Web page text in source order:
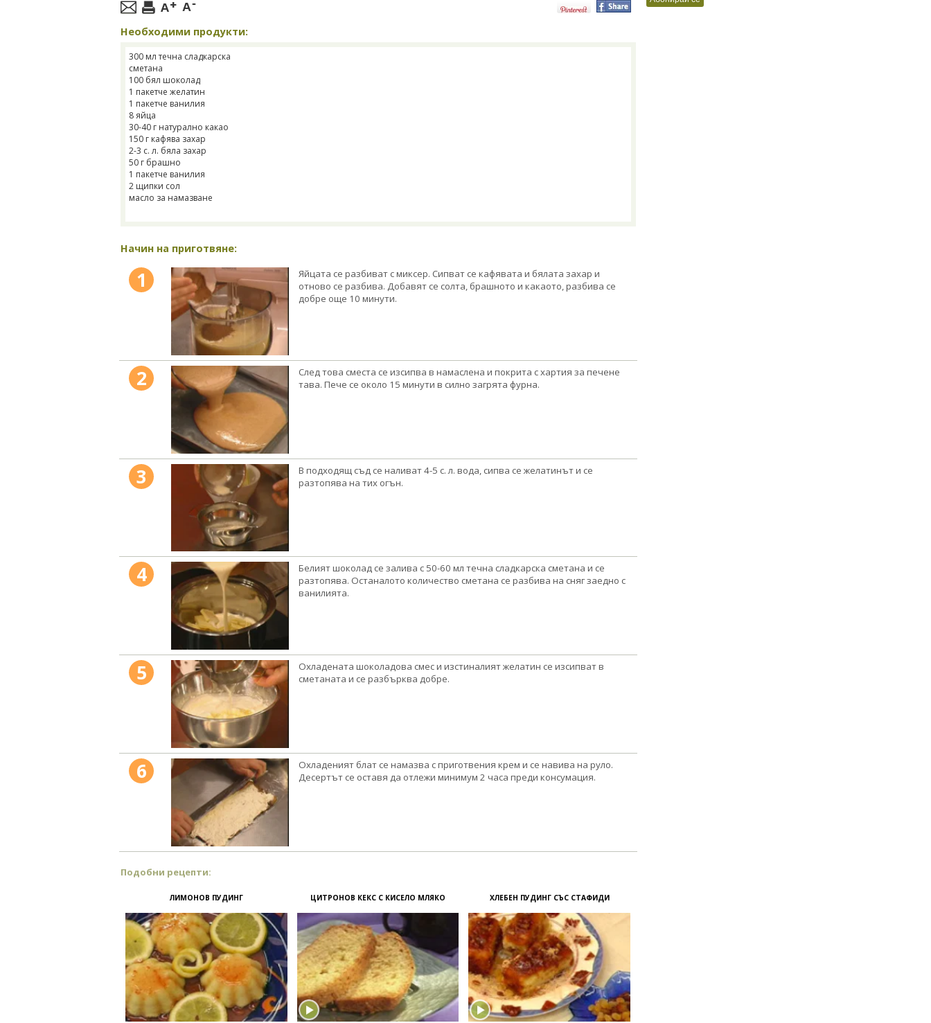
Необходими продукти:
300 мл течна сладкарска
сметана
100 бял шоколад
1 пакетче желатин
1 пакетче ванилия
8 яйца
30-40 г натурално какао
150 г кафява захар
2-3 с. л. бяла захар
50 г брашно
1 пакетче ванилия
2 щипки сол
масло за намазване
Начин на приготвяне:
1
Яйцата се разбиват с миксер. Сипват се кафявата и бялата захар и
отново се разбива. Добавят се солта, брашното и какаото, разбива се
добре още 10 минути.
2
След това сместа се изсипва в намаслена и покрита с хартия за печене
тава. Пече се около 15 минути в силно загрята фурна.
3
В подходящ съд се наливат 4-5 с. л. вода, сипва се желатинът и се
разтопява на тих огън.
4
Белият шоколад се залива с 50-60 мл течна сладкарска сметана и се
разтопява. Останалото количество сметана се разбива на сняг заедно с
ванилията.
5
Охладената шоколадова смес и изстиналият желатин се изсипват в
сметаната и се разбърква добре.
6
Охладеният блат се намазва с приготвения крем и се навива на руло.
Десертът се оставя да отлежи минимум 2 часа преди консумация.
Подобни рецепти:
ЛИМОНОВ ПУДИНГ ЦИТРОНОВ КЕКС С КИСЕЛО МЛЯКО ХЛЕБЕН ПУДИНГ СЪС СТАФИДИ